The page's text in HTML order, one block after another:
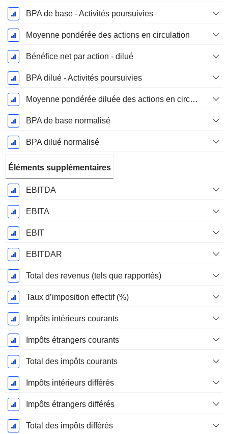
BPA de base - Activités poursuivies
Moyenne pondérée des actions en circulation
Bénéfice net par action - dilué
BPA dilué - Activités poursuivies
Moyenne pondérée diluée des actions en circulation
BPA de base normalisé
BPA dilué normalisé
Éléments supplémentaires
EBITDA
EBITA
EBIT
EBITDAR
Total des revenus (tels que rapportés)
Taux d’imposition effectif (%)
Impôts intérieurs courants
Impôts étrangers courants
Total des impôts courants
Impôts intérieurs différés
Impôts étrangers différés
Total des impôts différés